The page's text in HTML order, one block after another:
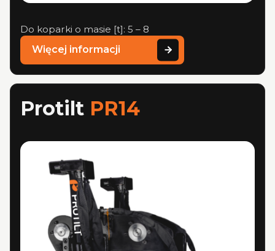
Do koparki o masie [t]: 5 – 8
Więcej informacji
Protilt PR14